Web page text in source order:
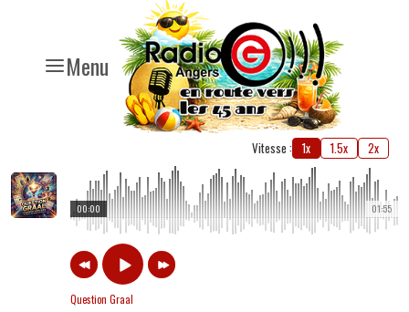
Menu
Vitesse : 1x 1.5x 2x
01:55
00:00
Question Graal